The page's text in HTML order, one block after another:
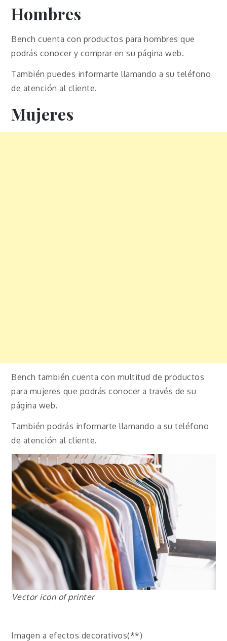
Hombres
Bench cuenta con productos para hombres que
podrás conocer y comprar en su página web.
También puedes informarte llamando a su teléfono
de atención al cliente.
Mujeres
Bench también cuenta con multitud de productos
para mujeres que podrás conocer a través de su
página web.
También podrás informarte llamando a su teléfono
de atención al cliente.
Vector icon of printer
Imagen a efectos decorativos(**)